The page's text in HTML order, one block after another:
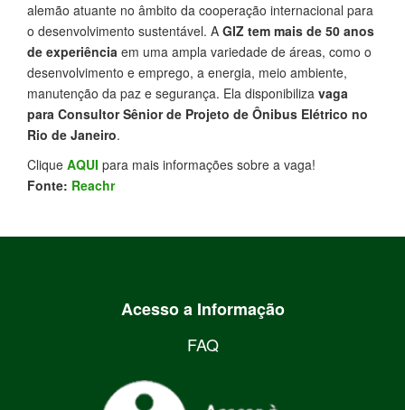
alemão atuante no âmbito da cooperação internacional para
o desenvolvimento sustentável. A GIZ tem mais de 50 anos
de experiência em uma ampla variedade de áreas, como o
desenvolvimento e emprego, a energia, meio ambiente,
manutenção da paz e segurança. Ela disponibiliza vaga
para Consultor Sênior de Projeto de Ônibus Elétrico no
Rio de Janeiro.
Clique AQUI para mais informações sobre a vaga!
Fonte: Reachr
Acesso a Informação
FAQ